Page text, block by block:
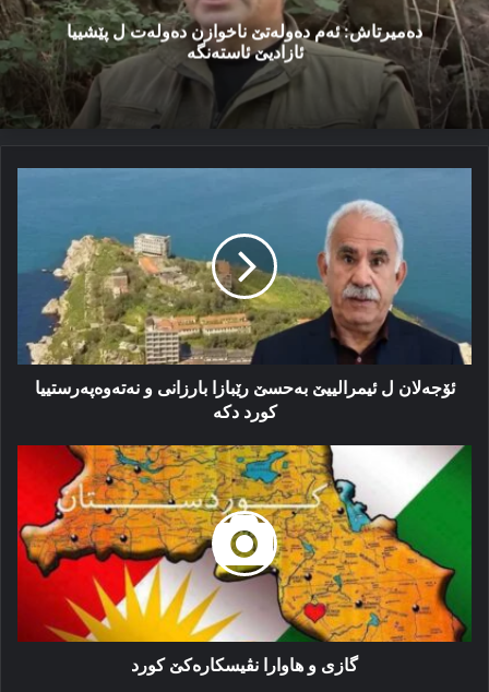
دەمیرتاش: ئەم دەولەتێ ناخوازن دەولەت ل پێشییا
ئازادیێ ئاستەنگە
ئیمرالییێ
بەحسێ
بارزانی
نەتەوەپەرستییا
کورد
دکە
ئۆجەلان ل ئیمرالییێ بەحسێ رێبازا بارزانی و نەتەوەپەرستییا
کورد دکە
گازی
هاوارا
نڤیسکارەکێ
گازی و هاوارا نڤیسکارەکێ کورد